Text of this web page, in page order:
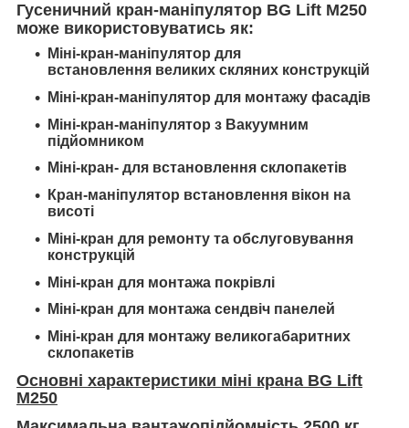
Гусеничний кран-маніпулятор BG Lift M250
може використовуватись як:
Міні-кран-маніпулятор для
встановлення великих скляних конструкцій
Міні-кран-маніпулятор для монтажу фасадів
Міні-кран-маніпулятор з Вакуумним
підйомником
Міні-кран- для встановлення склопакетів
Кран-маніпулятор встановлення вікон на
висоті
Міні-кран для ремонту та обслуговування
конструкцій
Міні-кран для монтажа покрівлі
Міні-кран для монтажа сендвіч панелей
Міні-кран для монтажу великогабаритних
склопакетів
Основні характеристики міні крана BG Lift
M250